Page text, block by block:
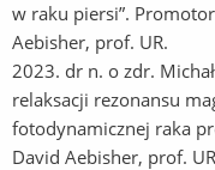
w raku piersi”.
Aebisher, prof. UR.
2023. dr n. o zdr.
relaksacji rezonansu
fotodynamicznej raka
David Aebisher, prof.